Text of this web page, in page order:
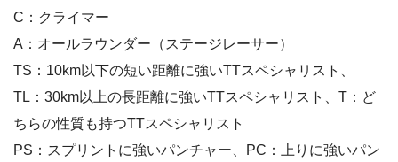
C：クライマー
A：オールラウンダー（ステージレーサー）
TS：10km以下の短い距離に強いTTスペシャリスト、
TL：30km以上の長距離に強いTTスペシャリスト、T：ど
ちらの性質も持つTTスペシャリスト
PS：スプリントに強いパンチャー、PC：上りに強いパン